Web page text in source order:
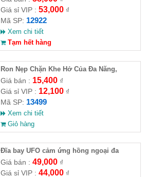
Giá sỉ VIP : 53,000₫
Mã SP: 12922
Xem chi tiết
Tạm hết hàng
Ron Nẹp Chặn Khe Hở Của Đa Năng,
Chống Côn Trùng( HĐ )
Giá bán : 15,400₫
Giá sỉ VIP : 12,100₫
Mã SP: 13499
Xem chi tiết
Giỏ hàng
Đĩa bay UFO cảm ứng hồng ngoại đa
chiều tự động bay về
Giá bán : 49,000₫
Giá sỉ VIP : 44,000₫